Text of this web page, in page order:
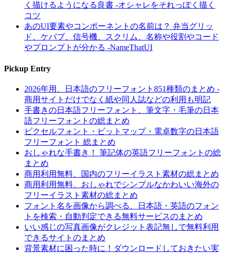
く描けるようになる良書 -オシャレをそれっぽく描く
コツ
あのUI要素やコンポーネントの名前は？ 弁当グリッ
ド、ケバブ、信号機、スクリム、名称や役割やコード
やプロンプトが分かる -NameThatUI
Pickup Entry
2026年用、日本語のフリーフォント851種類のまとめ -
商用サイトだけでなく紙や同人誌などの利用も明記
手書きの日本語フリーフォント、筆文字・毛筆の日本
語フリーフォントの総まとめ
ピクセルフォント・ビットマップ・電卓数字の日本語
フリーフォント 総まとめ
おしゃれな手書き！ 筆記体の英語フリーフォントの総
まとめ
商用利用無料、国内のフリーイラスト素材の総まとめ
商用利用無料、おしゃれでシンプルなかわいい海外の
フリーイラスト素材の総まとめ
フォント名を画像から調べる、日本語・英語のフォン
トを検索・自動判定できる無料サービスのまとめ
いい感じの写真画像がクレジット表記無しで無料利用
できるサイトのまとめ
背景素材に困った時に！ダウンロードしておきたい実